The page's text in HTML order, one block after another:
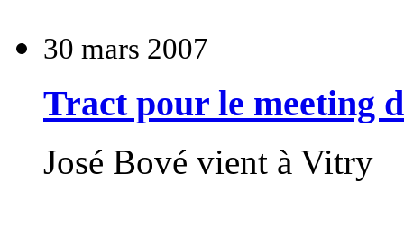
30 mars 2007
Tract pour le meeting
José Bové vient à Vitry